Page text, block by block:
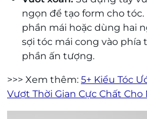
ngọn để tạo form cho
phần mái hoặc dùng hai
sợi tóc mái cong vào phía
phần ấn tượng.
>>> Xem thêm: 5+ Kiểu Tóc
Vượt Thời Gian Cực Chất Cho